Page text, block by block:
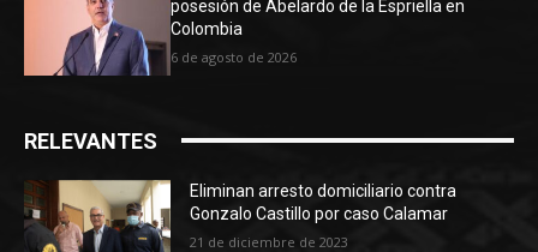
posesión de Abelardo de la Espriella en
Colombia
6 de agosto de 2026
RELEVANTES
Eliminan arresto domiciliario contra
Gonzalo Castillo por caso Calamar
21 de diciembre de 2023